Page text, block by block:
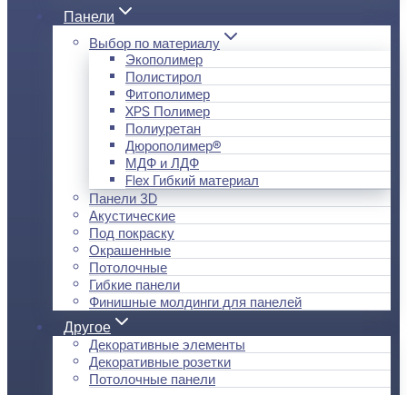
Панели
Выбор по материалу
Экополимер
Полистирол
Фитополимер
XPS Полимер
Полиуретан
Дюрополимер®
МДФ и ЛДФ
Flex Гибкий материал
Панели 3D
Акустические
Под покраску
Окрашенные
Потолочные
Гибкие панели
Финишные молдинги для панелей
Другое
Декоративные элементы
Декоративные розетки
Потолочные панели